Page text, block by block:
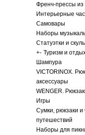
Френч-прессы из
Интерьерные
Самовары
Наборы
Статуэтки и
+- Туризм и
Шампура
VICTORINOX.
аксессуары
WENGER.
Игры
Сумки, рюкзаки
путешествий
Наборы для